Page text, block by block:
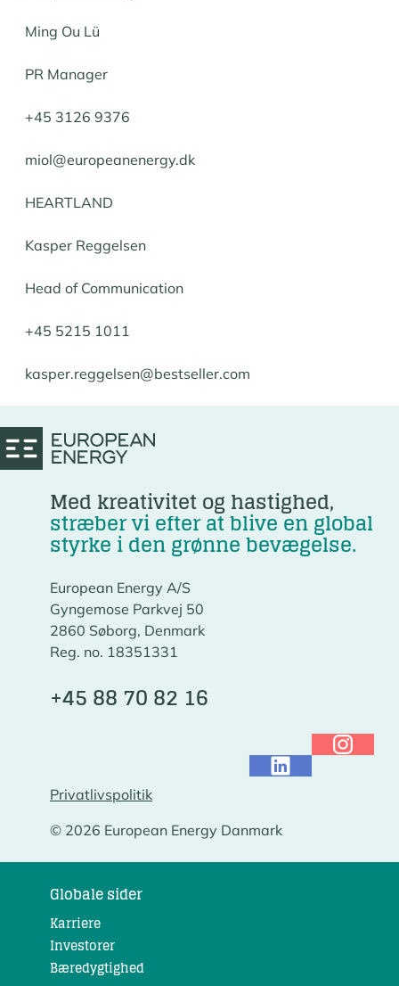
Ming Ou Lü
PR Manager
+45 3126 9376
miol@europeanenergy.dk
HEARTLAND
Kasper Reggelsen
Head of Communication
+45 5215 1011
kasper.reggelsen@bestseller.com
Med kreativitet og hastighed,
stræber vi efter at blive en global
styrke i den grønne bevægelse.
European Energy A/S
Gyngemose Parkvej 50
2860 Søborg, Denmark
Reg. no. 18351331
+45 88 70 82 16
© 2026 European Energy Danmark
Privatlivspolitik
Globale sider
Karriere
Investorer
Bæredygtighed